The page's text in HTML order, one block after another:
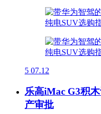
5 07.12
乐高iMac G3积
产审批